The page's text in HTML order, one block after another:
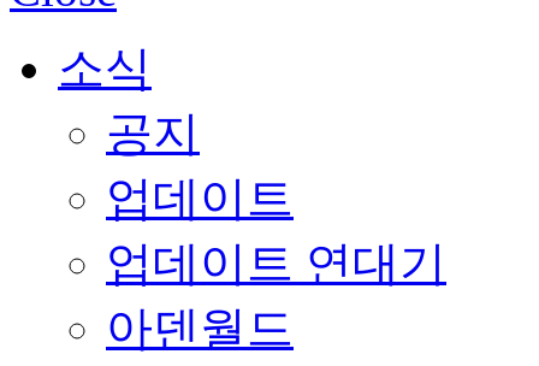
소식
공지
업데이트
업데이트 연대기
아덴월드